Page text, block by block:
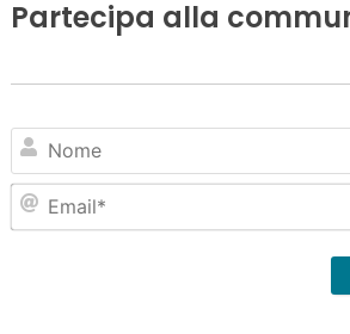
Partecipa alla